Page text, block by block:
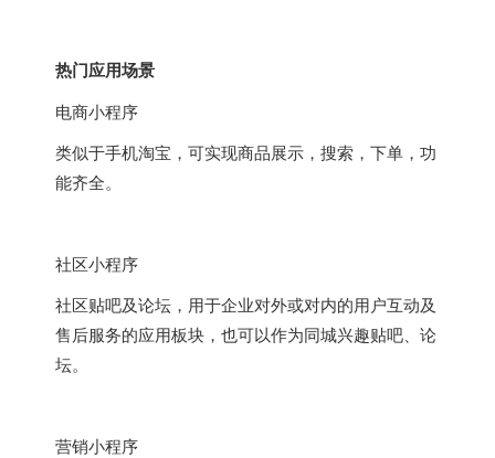
热门应用场景
电商小程序
类似于手机淘宝，可实现商品展示，搜索，下单，功
能齐全。
社区小程序
社区贴吧及论坛，用于企业对外或对内的用户互动及
售后服务的应用板块，也可以作为同城兴趣贴吧、论
坛。
营销小程序